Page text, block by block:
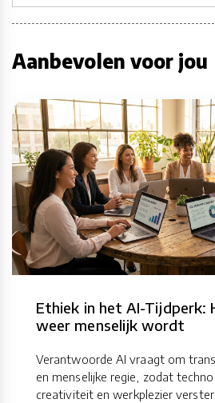
Aanbevolen voor jou
Ethiek in het AI-Tijdperk:
weer menselijk wordt
Verantwoorde AI vraagt om
en menselijke regie, zodat
creativiteit en werkplezier